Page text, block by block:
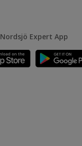
Nordsjö Expert App